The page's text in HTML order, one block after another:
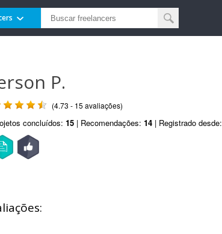
P.
(4.73 - 15 avaliações)
concluídos: 15 | Recomendações: 14 | Registrado desde: